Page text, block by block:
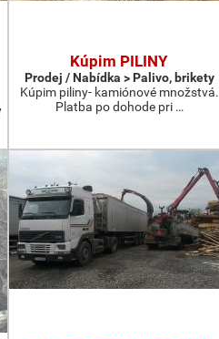
Kúpim PILINY
Prodej / Nabídka > Palivo, brikety
Kúpim piliny- kamiónové množstvá.
Platba po dohode pri …